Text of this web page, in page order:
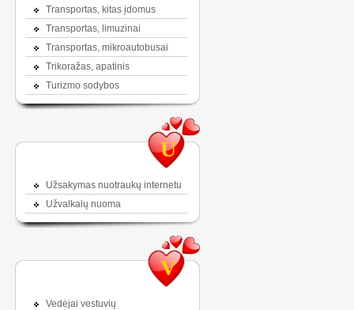
Transportas, kitas įdomus
Transportas, limuzinai
Transportas, mikroautobusai
Trikoražas, apatinis
Turizmo sodybos
U
Užsakymas nuotraukų internetu
Užvalkalų nuoma
V
Vedėjai vestuvių